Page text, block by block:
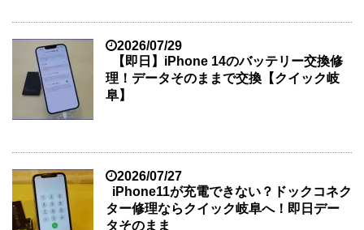
2026/07/29
【即日】iPhone 14のバッテリー交換修
理！データそのままで交換【クイック岐
阜】
2026/07/27
iPhone11が充電できない？ドックコネク
ター修理ならクイック岐阜へ！即日デー
タそのまま